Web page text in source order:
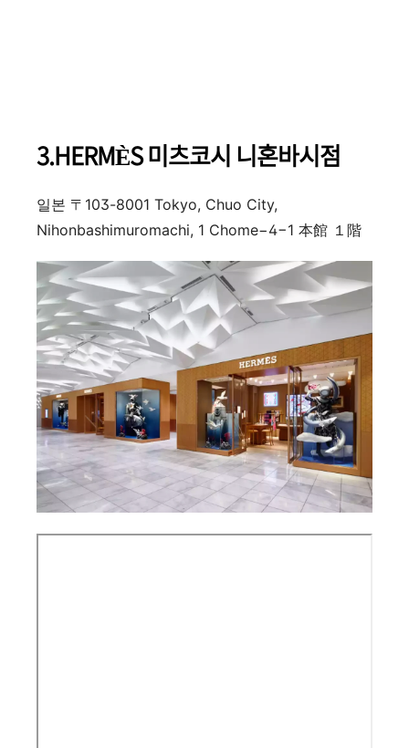
3.HERMÈS 미츠코시 니혼바시점
일본 〒103-8001 Tokyo, Chuo City,
Nihonbashimuromachi, 1 Chome−4−1 本館 １階